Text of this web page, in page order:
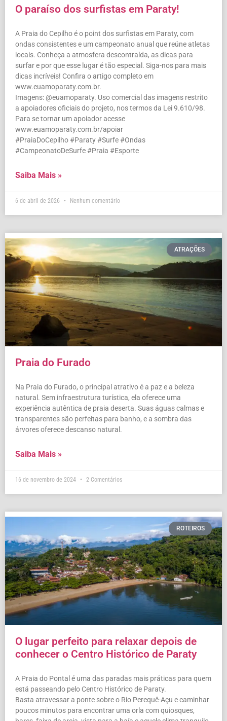
O paraíso dos surfistas em Paraty!
A Praia do Cepilho é o point dos surfistas em Paraty, com
ondas consistentes e um campeonato anual que reúne atletas
locais. Conheça a atmosfera descontraída, as dicas para
surfar e por que esse lugar é tão especial. Siga-nos para mais
dicas incríveis! Confira o artigo completo em
www.euamoparaty.com.br.
Imagens: @euamoparaty. Uso comercial das imagens restrito
a apoiadores oficiais do projeto, nos termos da Lei 9.610/98.
Para se tornar um apoiador acesse
www.euamoparaty.com.br/apoiar
#PraiaDoCepilho #Paraty #Surfe #Ondas
#CampeonatoDeSurfe #Praia #Esporte
Saiba Mais »
6 de abril de 2026 Nenhum comentário
ATRAÇÕES
Praia do Furado
Na Praia do Furado, o principal atrativo é a paz e a beleza
natural. Sem infraestrutura turística, ela oferece uma
experiência autêntica de praia deserta. Suas águas calmas e
transparentes são perfeitas para banho, e a sombra das
árvores oferece descanso natural.
Saiba Mais »
16 de novembro de 2024 2 Comentários
ROTEIROS
O lugar perfeito para relaxar depois de
conhecer o Centro Histórico de Paraty
A Praia do Pontal é uma das paradas mais práticas para quem
está passeando pelo Centro Histórico de Paraty.
Basta atravessar a ponte sobre o Rio Perequê-Açu e caminhar
poucos minutos para encontrar uma orla com quiosques,